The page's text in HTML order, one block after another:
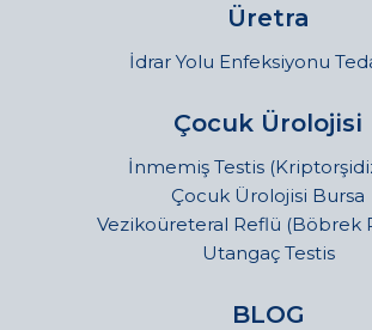
Üretra
İdrar Yolu Enfeksiyonu
Çocuk Ürolojisi
İnmemiş Testis
Çocuk Ürolojisi Bursa
Vezikoüreteral Reflü (Böbrek
Utangaç Testis
BLOG